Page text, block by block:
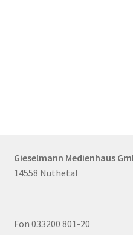
Gieselmann Medienhaus
14558 Nuthetal
Fon 033200 801-20